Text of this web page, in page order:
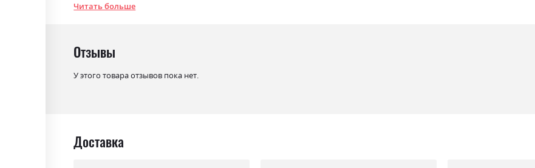
Цвет (Корпус):
Стиль
Материал ламінована ДСП
Читать больше
Отзывы
У этого товара отзывов пока нет.
Доставка